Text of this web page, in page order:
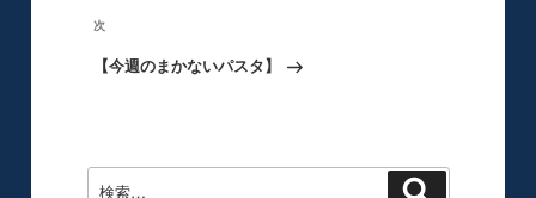
ビ
ー
投
稿
次
の
次
【今週のまかないパスタ】